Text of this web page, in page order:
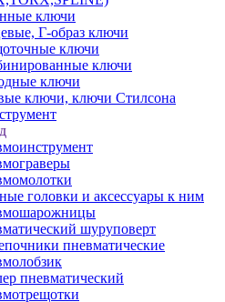
ключи
Г-образ ключи
ключи
ключи
ключи
ключи, ключи Стилсона
головки и аксессуары к ним
шуруповерт
пневматические
пневматический